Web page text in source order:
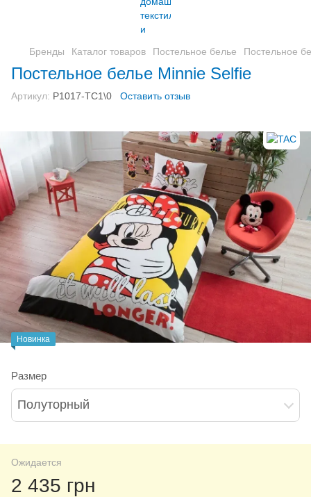
Бренды Каталог товаров Постельное белье Постельное
Постельное белье Minnie Selfie
Артикул: P1017-TС1\0 Оставить отзыв
Новинка
Размер
Полуторный
Ожидается
2 435 грн